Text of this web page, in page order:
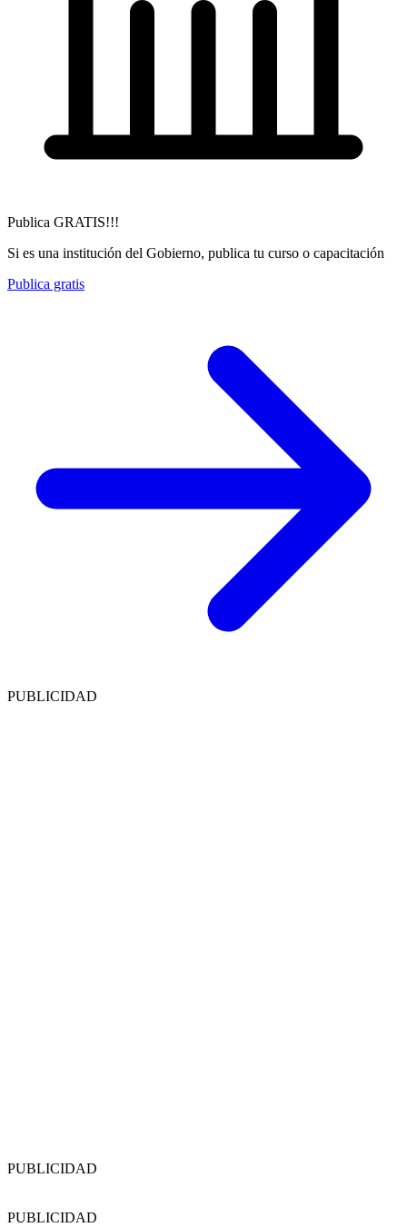
Publica GRATIS!!!
Si es una institución del Gobierno, publica tu curso o capacitación
Publica gratis
PUBLICIDAD
PUBLICIDAD
PUBLICIDAD